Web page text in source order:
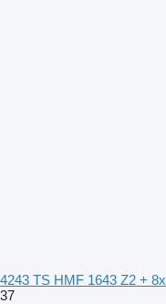
4243 TS HMF 1643 Z2 +
37